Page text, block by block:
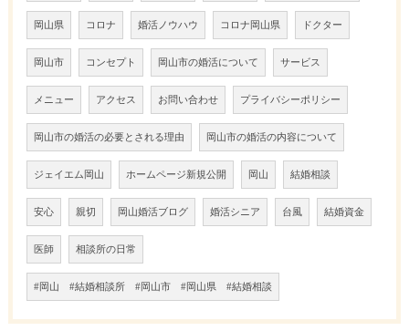
岡山県 コロナ 婚活ノウハウ コロナ岡山県 ドクター
岡山市 コンセプト 岡山市の婚活について サービス
メニュー アクセス お問い合わせ プライバシーポリシー
岡山市の婚活の必要とされる理由 岡山市の婚活の内容について
ジェイエム岡山 ホームページ新規公開 岡山 結婚相談
安心 親切 岡山婚活ブログ 婚活シニア 台風 結婚資金
医師 相談所の日常
#岡山 #結婚相談所 #岡山市 #岡山県 #結婚相談